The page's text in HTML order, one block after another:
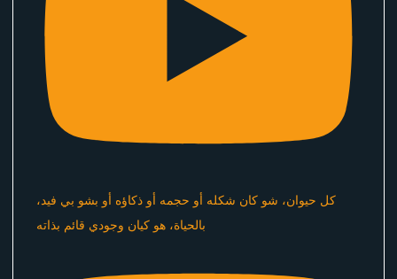
كل حيوان، شو كان شكله أو حجمه أو ذكاؤه أو بشو بي فيد،
بالحياة، هو كيان وجودي قائم بذاته